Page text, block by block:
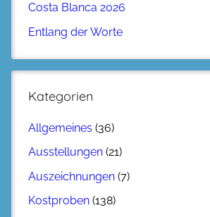
Costa Blanca 2026
Entlang der Worte
Kategorien
Allgemeines (36)
Ausstellungen (21)
Auszeichnungen (7)
Kostproben (138)